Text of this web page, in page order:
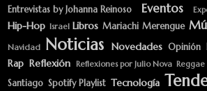
Entrevistas by Johanna Reinoso Eventos
Hip-Hop Israel Libros Mariachi Merengue
Navidad Noticias Novedades Opinión
Rap Reflexión Reflexiones por Julio Nova Reggae
Santiago Spotify Playlist Tecnología